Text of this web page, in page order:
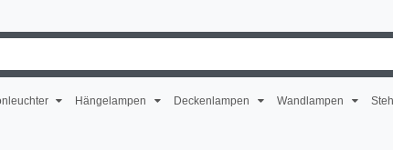
Hängelampen Deckenlampen Wandlampen